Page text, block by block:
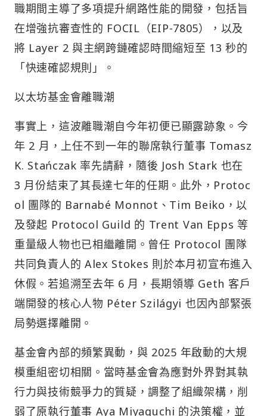
職期間主導了多項提升網路性能的開發，包括旨
在增強抗審查性的 FOCIL（EIP-7805），以及
將 Layer 2 與主網跨鏈確認時間縮短至 13 秒的
「快速確認規則」。
以太坊基金會離職潮
事實上，這波離職潮自今年初便已顯露跡象。今
年 2 月，上任不到一年的聯席執行董事 Tomasz
K. Stańczak 率先請辭，隨後 Josh Stark 也在
3 月份結束了其長達七年的任期。此外，Protoc
ol 團隊的 Barnabé Monnot、Tim Beiko，以
及發起 Protocol Guild 的 Trent Van Epps 等
重量級人物也已相繼離開。曾任 Protocol 團隊
共同負責人的 Alex Stokes 則於本月初宣布進入
休假。若追溯至去年 6 月，長期領導 Geth 客戶
端開發的核心人物 Péter Szilágyi 也因內部緊張
局勢選擇離開。
基金會內部的頻繁異動，與 2025 年啟動的大規
模重組密切相關。當時基金會為應對外界對其執
行力與技術競爭力的質疑，調整了組織架構，削
弱了原執行董事 Aya Miyaguchi 的決策權，並